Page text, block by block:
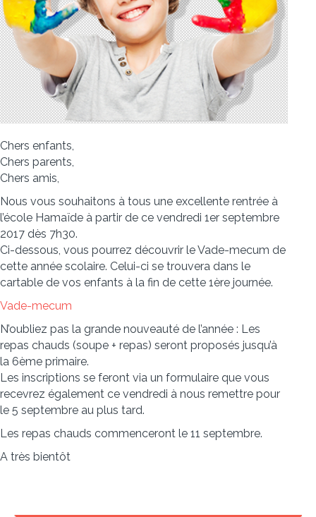
Chers enfants,
Chers parents,
Chers amis,
Nous vous souhaitons à tous une excellente rentrée à
l’école Hamaïde à partir de ce vendredi 1er septembre
2017 dès 7h30.
Ci-dessous, vous pourrez découvrir le Vade-mecum de
cette année scolaire. Celui-ci se trouvera dans le
cartable de vos enfants à la fin de cette 1ère journée.
Vade-mecum
N’oubliez pas la grande nouveauté de l’année : Les
repas chauds (soupe + repas) seront proposés jusqu’à
la 6ème primaire.
Les inscriptions se feront via un formulaire que vous
recevrez également ce vendredi à nous remettre pour
le 5 septembre au plus tard.
Les repas chauds commenceront le 11 septembre.
A très bientôt